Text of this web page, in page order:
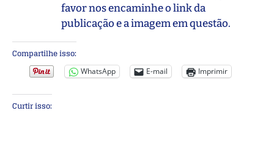
favor nos encaminhe o link da
publicação e a imagem em questão.
Compartilhe isso:
WhatsApp E-mail Imprimir
Curtir isso: